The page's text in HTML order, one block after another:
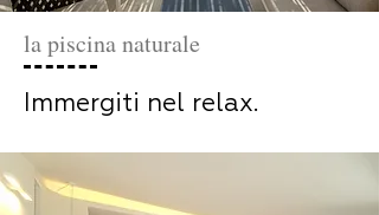
la piscina naturale
Immergiti nel relax.